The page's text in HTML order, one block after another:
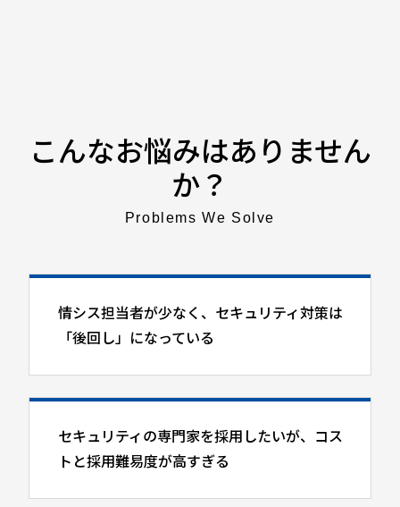
こんなお悩みはありません
か？
Problems We Solve
情シス担当者が少なく、セキュリティ対策は
「後回し」になっている
セキュリティの専門家を採用したいが、コス
トと採用難易度が高すぎる